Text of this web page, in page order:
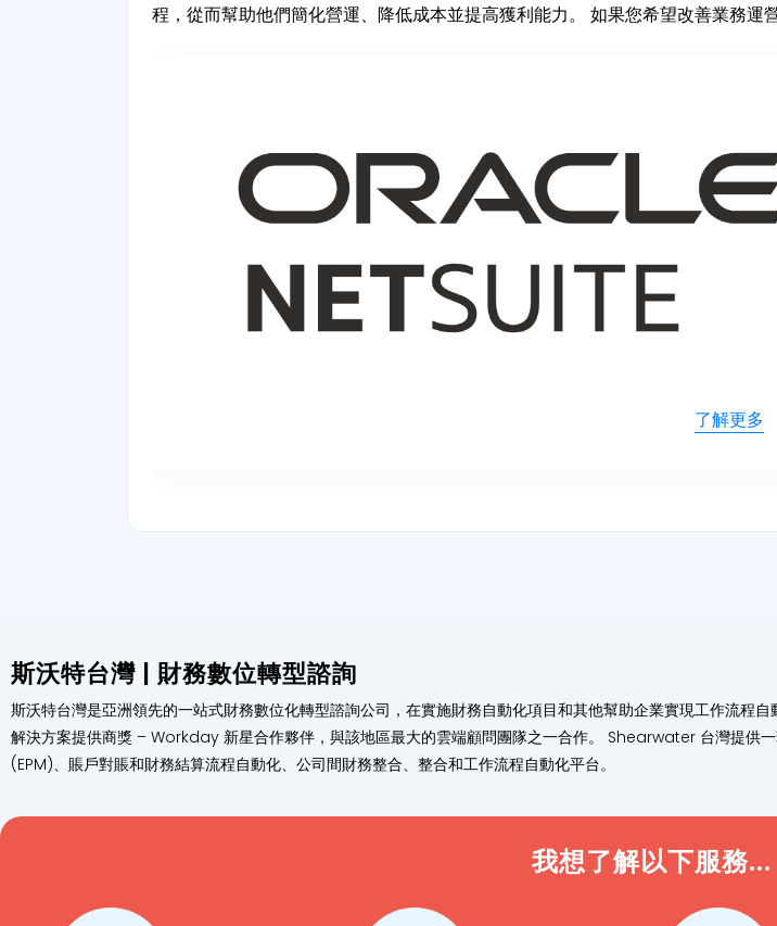
程，從而幫助他們簡化營運、降低成本並提高獲利能力。 如果您希望改善業務運
了解更多
斯沃特台灣 | 財務數位轉型諮詢
斯沃特台灣是亞洲領先的一站式財務數位化轉型諮詢公司，在實施財務自動化項目和其他幫助企業實現工作流程
解決方案提供商獎 – Workday 新星合作夥伴，與該地區最大的雲端顧問團隊之一合作。 Shearwater 台灣提供
(EPM)、賬戶對賬和財務結算流程自動化、公司間財務整合、整合和工作流程自動化平台。
我想了解以下服務...